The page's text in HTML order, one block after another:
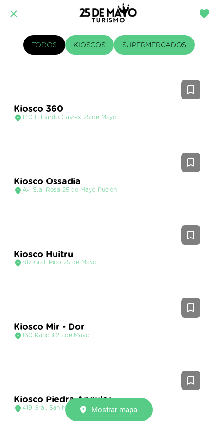
TODOS KIOSCOS SUPERMERCADOS
Kiosco 360
140 Eduardo Castex 25 de Mayo
Kiosco Ossadia
Av. Sta. Rosa 25 de Mayo Puelén
Kiosco Huitru
817 Gral. Pico 25 de Mayo
Kiosco Mir - Dor
160 Rancul 25 de Mayo
Kiosco Piedra Angular
419 Gral. San Martín 25 de MayoMostrar mapa